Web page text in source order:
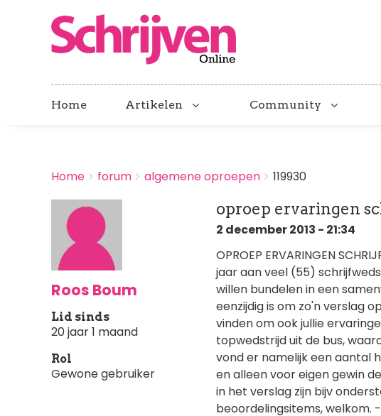
Home Artikelen Community
BREADCRUMBS
You
here:
Home forum algemene oproepen 119930
Roos Boum
Lid sinds
20 jaar 1 maand
Rol
Gewone gebruiker
oproep ervaringen
2 december 2013 - 21:34
OPROEP ERVARINGEN
jaar aan veel (55)
willen bundelen in een
eenzijdig is om zo'n verslag
vinden om ook jullie
topwedstrijd uit de bus,
vond er namelijk een aantal
en alleen voor eigen gewin
in het verslag zijn bijv
beoordelingsitems, welkom.